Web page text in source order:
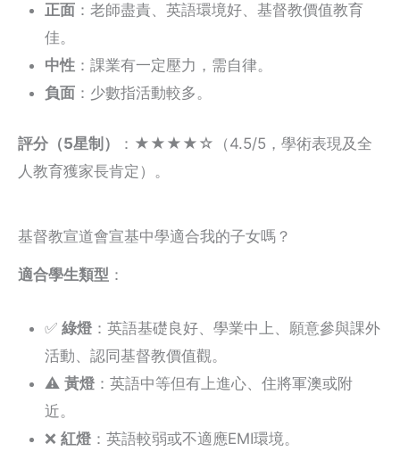
正面 ：老師盡責、英語環境好、基督教價值教育
佳。
中性 ：課業有一定壓力，需自律。
負面 ：少數指活動較多。
評分（5星制）
：★★★★☆（4.5/5，學術表現及全
人教育獲家長肯定）。
基督教宣道會宣基中學適合我的子女嗎？
適合學生類型 ：
✅ 綠燈 ：英語基礎良好、學業中上、願意參與課外
活動、認同基督教價值觀。
⚠️ 黃燈 ：英語中等但有上進心、住將軍澳或附
近。
❌ 紅燈 ：英語較弱或不適應EMI環境。